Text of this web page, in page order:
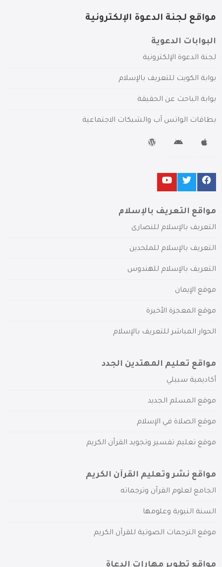
مواقع لجنة الدعوة الإلكترونية
البوابات الدعوية
لجنة الدعوة الإلكترونية
بوابة الكويت للتعريف بالإسلام
بوابة الباحث عن الحقيقة
بطاقات الواتس آب والشبكات الاجتماعية
مواقع التعريف بالإسلام
التعريف بالإسلام للنصارى
التعريف بالإسلام للملحدين
التعريف بالإسلام للهندوس
موقع الإيمان
موقع المعجزة الأخيرة
الحوار المباشر للتعريف بالإسلام
مواقع تعليم المهتدين الجدد
أكاديمية سبيلي
موقع المسلم الجديد
موقع الصلاة في الإسلام
موقع تعليم تفسير وتجويد القرآن الكريم
مواقع نشر وتعليم القرآن الكريم
الجامع لعلوم القرآن وترجماته
السنة النبوية وعلومها
موقع الترجمات الصوتية للقرآن الكريم
مواقع تطوير مهارات الدعاة